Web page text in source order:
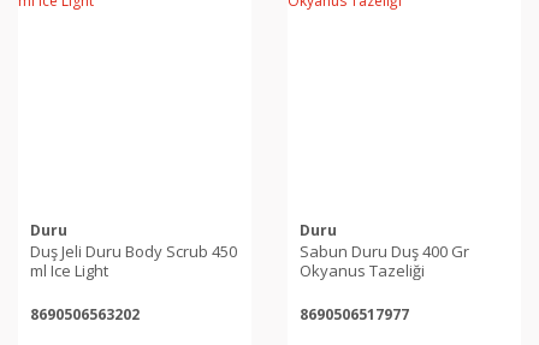
Duru
Duş Jeli Duru Body Scrub 450
ml Ice Light
8690506563202
Duru
Sabun Duru Duş 400 Gr
Okyanus Tazeliği
8690506517977